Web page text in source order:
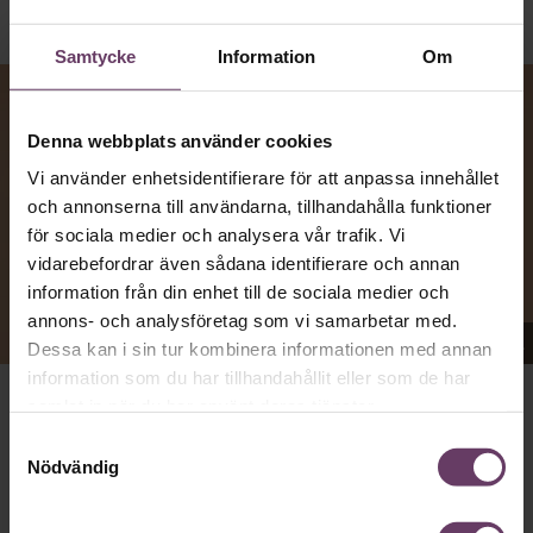
Samtycke Information Om
Denna webbplats använder cookies
Vi använder enhetsidentifierare för att anpassa innehållet
och annonserna till användarna, tillhandahålla funktioner
för sociala medier och analysera vår trafik. Vi
vidarebefordrar även sådana identifierare och annan
information från din enhet till de sociala medier och
annons- och analysföretag som vi samarbetar med.
Dessa kan i sin tur kombinera informationen med annan
information som du har tillhandahållit eller som de har
Nödvändig
Appen Sinceerly imiterar vd:ars kortfattade språk.
mejl från främlingar. Men studenten
Ben Horwitzpå
Harvard Business School kom på ett trick: Han skapade